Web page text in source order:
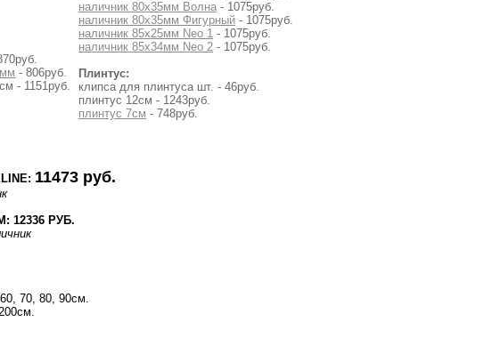
- 806руб.
- 1151руб.
наличник 80х35мм Волна - 1075руб.
наличник 80х35мм Фигурный - 1075руб.
наличник 85х25мм Neo 1 - 1075руб.
наличник 85х34мм Neo 2 - 1075руб.
Плинтус:
клипса для плинтуса шт. - 46руб.
плинтус 12см - 1243руб.
плинтус 7см - 748руб.
11473 руб.
12336 РУБ.
70, 80, 90см.